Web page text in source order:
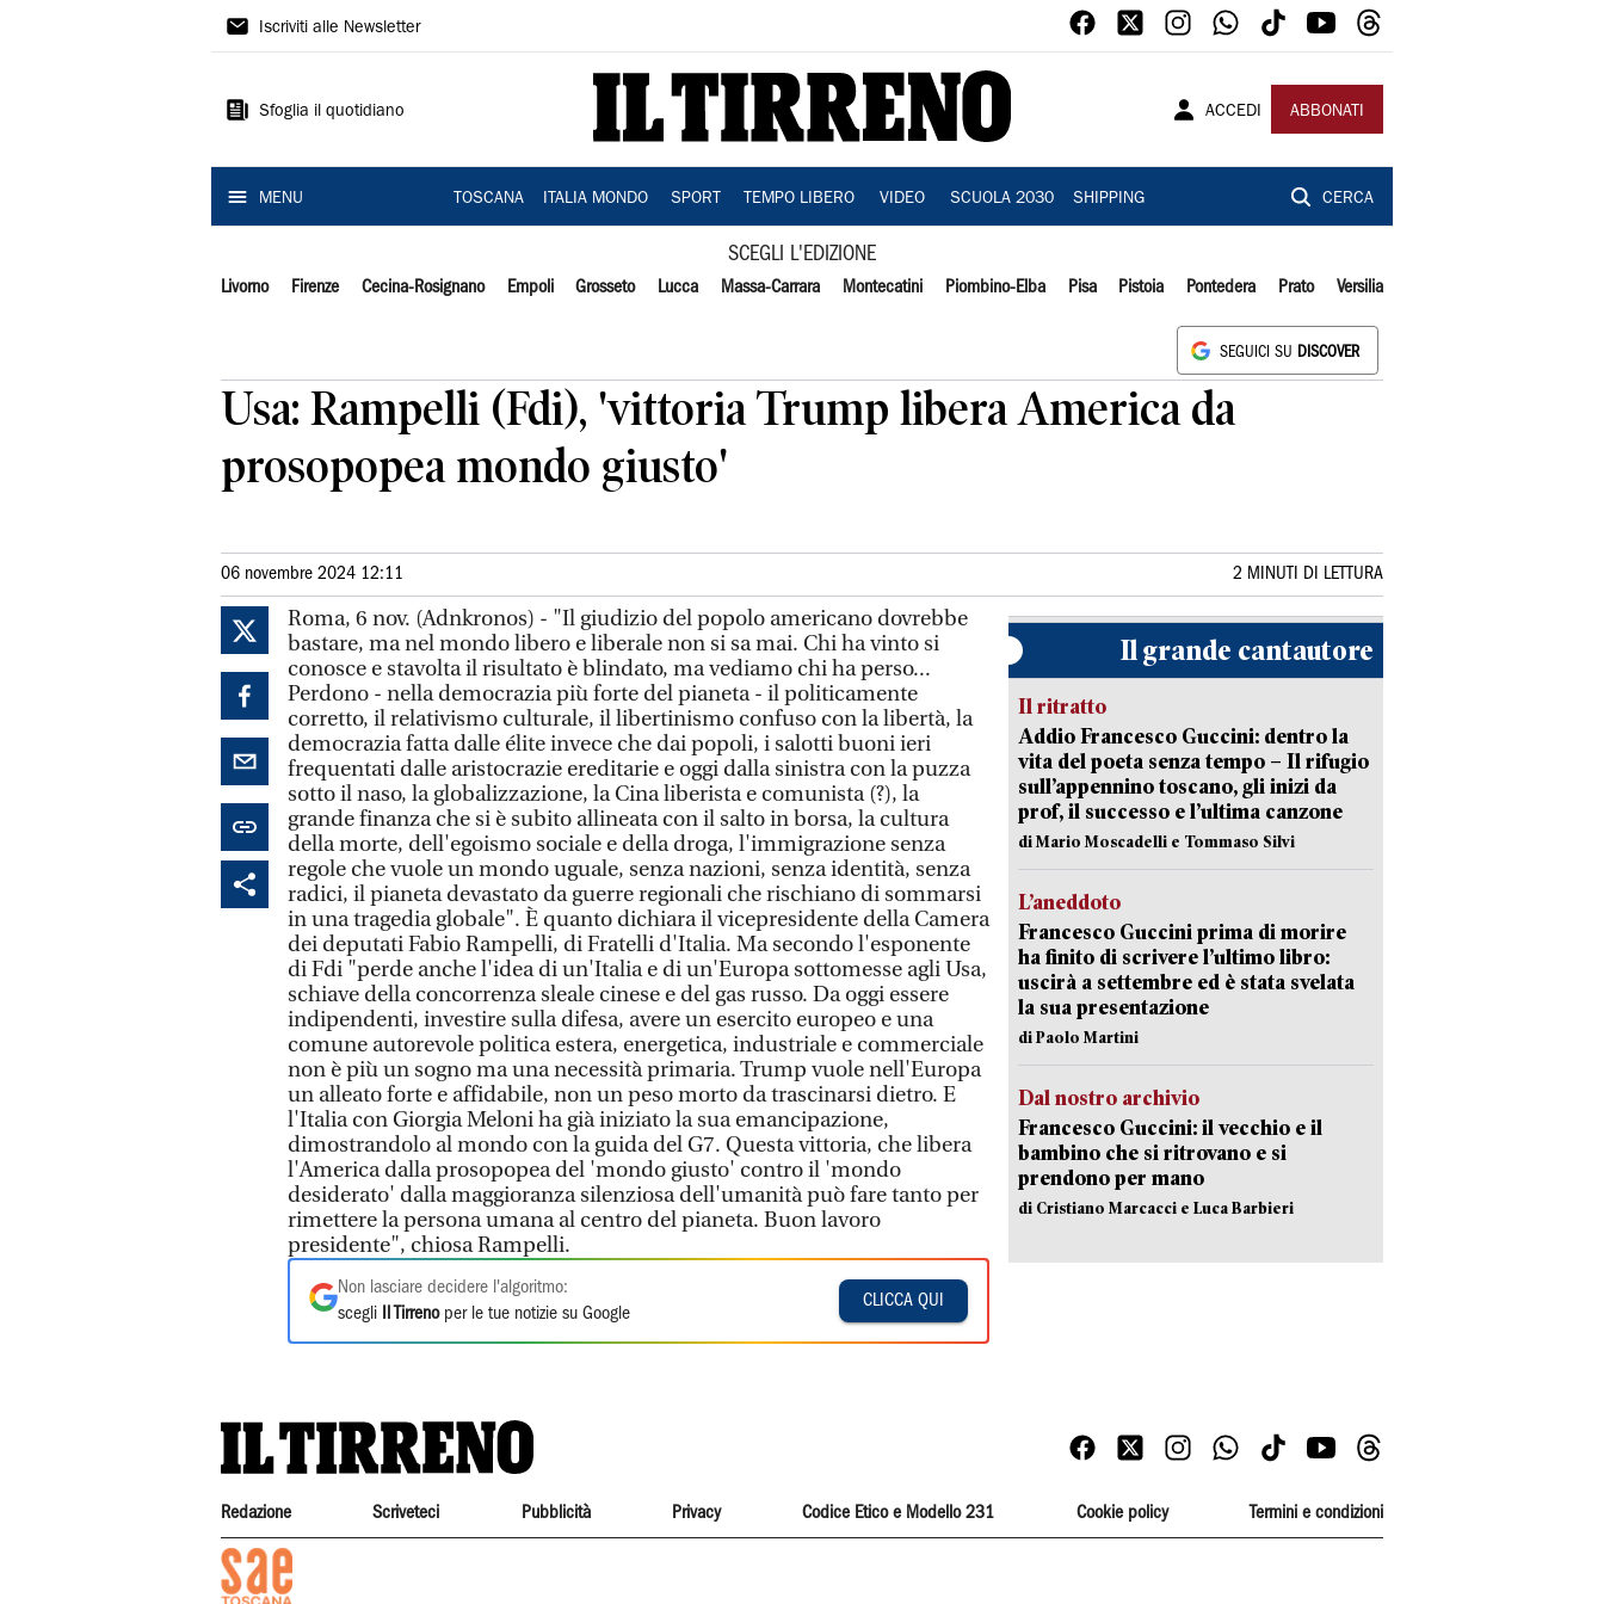
Il
Iscriviti alle Newsletter
Sfoglia il quotidiano ACCEDI ABBONATI
MENU TOSCANA ITALIA MONDO SPORT TEMPO LIBERO VIDEO SCUOLA 2030 SHIPPING CERCA
SCEGLI L'EDIZIONE
Livorno Firenze Cecina-Rosignano Empoli Grosseto Lucca Massa-Carrara Montecatini Piombino-Elba Pisa Pistoia Pontedera Prato Versilia
SEGUICI SU DISCOVER
Usa: Rampelli (Fdi), 'vittoria Trump libera America da
prosopopea mondo giusto'
06 novembre 2024 12:11 2 MINUTI DI LETTURA
Roma, 6 nov. (Adnkronos) - "Il giudizio del popolo americano dovrebbe
bastare, ma nel mondo libero e liberale non si sa mai. Chi ha vinto si
conosce e stavolta il risultato è blindato, ma vediamo chi ha perso...
Perdono - nella democrazia più forte del pianeta - il politicamente
corretto, il relativismo culturale, il libertinismo confuso con la libertà, la
democrazia fatta dalle élite invece che dai popoli, i salotti buoni ieri
frequentati dalle aristocrazie ereditarie e oggi dalla sinistra con la puzza
sotto il naso, la globalizzazione, la Cina liberista e comunista (?), la
grande finanza che si è subito allineata con il salto in borsa, la cultura
della morte, dell'egoismo sociale e della droga, l'immigrazione senza
regole che vuole un mondo uguale, senza nazioni, senza identità, senza
radici, il pianeta devastato da guerre regionali che rischiano di sommarsi
in una tragedia globale". È quanto dichiara il vicepresidente della Camera
dei deputati Fabio Rampelli, di Fratelli d'Italia. Ma secondo l'esponente
di Fdi "perde anche l'idea di un'Italia e di un'Europa sottomesse agli Usa,
schiave della concorrenza sleale cinese e del gas russo. Da oggi essere
indipendenti, investire sulla difesa, avere un esercito europeo e una
comune autorevole politica estera, energetica, industriale e commerciale
non è più un sogno ma una necessità primaria. Trump vuole nell'Europa
un alleato forte e affidabile, non un peso morto da trascinarsi dietro. E
l'Italia con Giorgia Meloni ha già iniziato la sua emancipazione,
dimostrandolo al mondo con la guida del G7. Questa vittoria, che libera
l'America dalla prosopopea del 'mondo giusto' contro il 'mondo
desiderato' dalla maggioranza silenziosa dell'umanità può fare tanto per
rimettere la persona umana al centro del pianeta. Buon lavoro
presidente", chiosa Rampelli.
Non lasciare decidere l'algoritmo:
scegli
Il Tirrenoper le tue notizie su Google
CLICCA QUI
Il grande cantautore
Il ritratto
Addio Francesco Guccini: dentro la
vita del poeta senza tempo – Il rifugio
sull’appennino toscano, gli inizi da
prof, il successo e l’ultima canzone
di Mario Moscadelli e Tommaso Silvi
L’aneddoto
Francesco Guccini prima di morire
ha finito di scrivere l’ultimo libro:
uscirà a settembre ed è stata svelata
la sua presentazione
di Paolo Martini
Dal nostro archivio
Francesco Guccini: il vecchio e il
bambino che si ritrovano e si
prendono per mano
di Cristiano Marcacci e Luca Barbieri
Redazione Scriveteci Pubblicità Privacy Codice Etico e Modello 231 Cookie policy Termini e condizioni